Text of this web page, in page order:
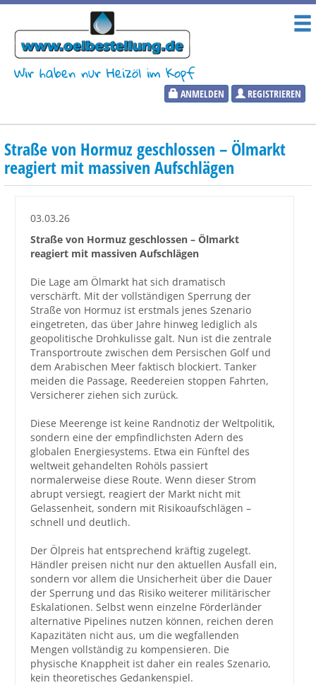
Wir haben nur Heizöl im Kopf
ANMELDEN REGISTRIEREN
Heizölpreise
Aktueller Heizölpreis
PLZ:
Marktinformationen
Wunschpreis Benachrichtigung
Großbestellungen
Produkte
Händler
Hilfe und Kontakt
Shop
Straße von Hormuz geschlossen – Ölmarkt
reagiert mit massiven Aufschlägen
03.03.26
Straße von Hormuz geschlossen – Ölmarkt
reagiert mit massiven Aufschlägen
Die Lage am Ölmarkt hat sich dramatisch
verschärft. Mit der vollständigen Sperrung der
Straße von Hormuz ist erstmals jenes Szenario
eingetreten, das über Jahre hinweg lediglich als
geopolitische Drohkulisse galt. Nun ist die zentrale
Transportroute zwischen dem Persischen Golf und
dem Arabischen Meer faktisch blockiert. Tanker
meiden die Passage, Reedereien stoppen Fahrten,
Versicherer ziehen sich zurück.
Diese Meerenge ist keine Randnotiz der Weltpolitik,
sondern eine der empfindlichsten Adern des
globalen Energiesystems. Etwa ein Fünftel des
weltweit gehandelten Rohöls passiert
normalerweise diese Route. Wenn dieser Strom
abrupt versiegt, reagiert der Markt nicht mit
Gelassenheit, sondern mit Risikoaufschlägen –
schnell und deutlich.
Der Ölpreis hat entsprechend kräftig zugelegt.
Händler preisen nicht nur den aktuellen Ausfall ein,
sondern vor allem die Unsicherheit über die Dauer
der Sperrung und das Risiko weiterer militärischer
Eskalationen. Selbst wenn einzelne Förderländer
alternative Pipelines nutzen können, reichen deren
Kapazitäten nicht aus, um die wegfallenden
Mengen vollständig zu kompensieren. Die
physische Knappheit ist daher ein reales Szenario,
kein theoretisches Gedankenspiel.